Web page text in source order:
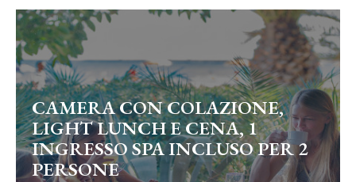
CAMERA CON COLAZIONE,
LIGHT LUNCH E CENA, 1
INGRESSO SPA INCLUSO PER 2
PERSONE